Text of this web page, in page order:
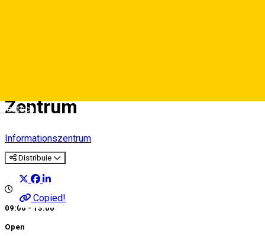
Deutsch
Zentrum
Informationszentrum
Distribuie
Copied!
09:00 - 13:00
Open